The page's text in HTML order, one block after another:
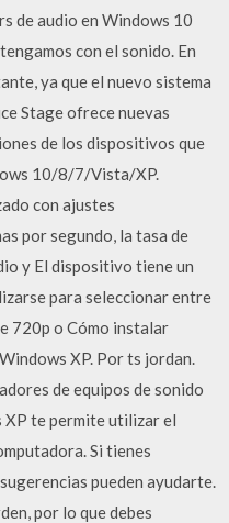
de audio en Windows 10
con el sonido. En
ya que el nuevo sistema
Stage ofrece nuevas
de los dispositivos que
10/8/7/Vista/XP.
con ajustes
por segundo, la tasa de
y El dispositivo tiene un
para seleccionar entre
720p o Cómo instalar
XP. Por ts jordan.
de equipos de sonido
XP te permite utilizar el
Si tienes
pueden ayudarte.
por lo que debes